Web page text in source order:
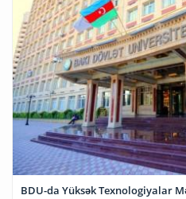
BDU-da Yüksək Texnologiyalar